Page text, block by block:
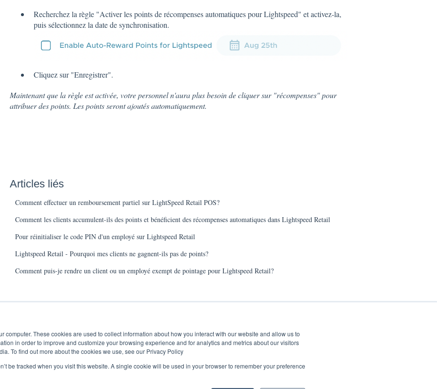
computer. These cookies are used to collect information about how you interact with our website and allow us to
in order to improve and customize your browsing experience and for analytics and metrics about our visitors
To find out more about the cookies we use, see our Privacy Policy
be tracked when you visit this website. A single cookie will be used in your browser to remember your preference
Recherchez la règle "Activer les points de récompenses automatiques pour Lightspeed" et activez-la,
puis sélectionnez la date de synchronisation.
Cliquez sur "Enregistrer".
Maintenant que la règle est activée, votre personnel n'aura plus besoin de cliquer sur "récompenses" pour
attribuer des points. Les points seront ajoutés automatiquement.
Articles liés
Comment effectuer un remboursement partiel sur LightSpeed Retail POS?
Comment les clients accumulent-ils des points et bénéficient des récompenses automatiques dans Lightspeed Retail
Pour réinitialiser le code PIN d'un employé sur Lightspeed Retail
Lightspeed Retail - Pourquoi mes clients ne gagnent-ils pas de points?
Comment puis-je rendre un client ou un employé exempt de pointage pour Lightspeed Retail?